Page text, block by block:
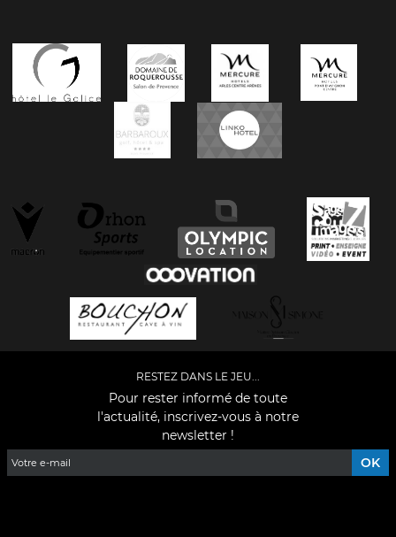
RESTEZ DANS LE JEU...
Pour rester informé de toute
l'actualité, inscrivez-vous à notre
newsletter !